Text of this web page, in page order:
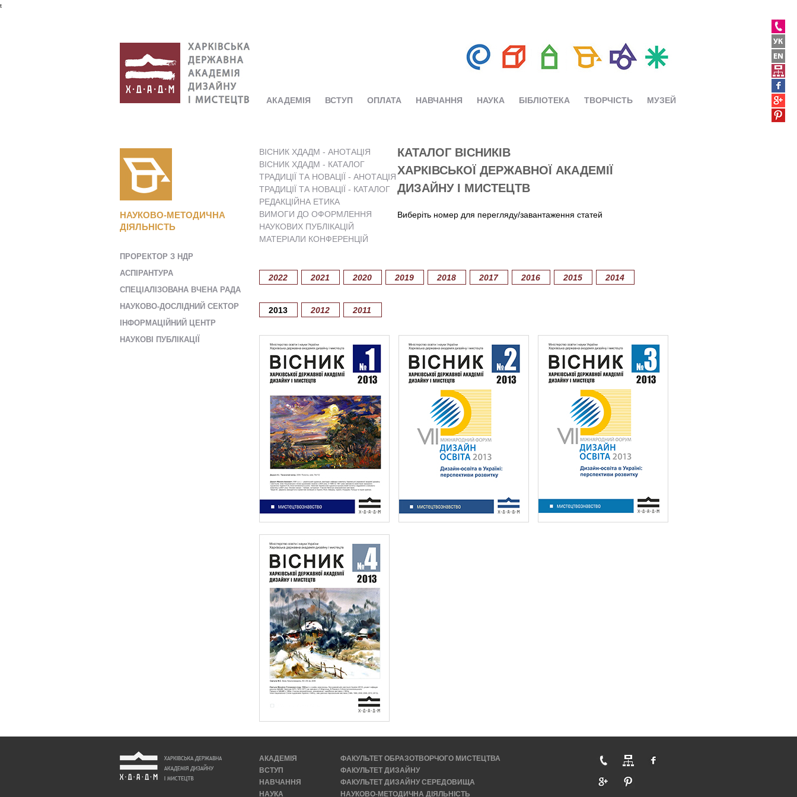
t
АКАДЕМІЯ ВСТУП ОПЛАТА НАВЧАННЯ НАУКА БІБЛІОТЕКА ТВОРЧІСТЬ МУЗЕЙ
НАУКОВО-МЕТОДИЧНА
ДІЯЛЬНІСТЬ
ПРОРЕКТОР З НДР
AСПІРАНТУРА
СПЕЦІАЛІЗОВАНА ВЧЕНА РАДА
НАУКОВО-ДОСЛІДНИЙ СЕКТОР
ІНФОРМАЦІЙНИЙ ЦЕНТР
НАУКОВІ ПУБЛІКАЦІЇ
ВІСНИК ХДАДМ - АНОТАЦІЯ
ВІСНИК ХДАДМ - КАТАЛОГ
ТРАДИЦІЇ ТА НОВАЦІЇ - АНОТАЦІЯ
ТРАДИЦІЇ ТА НОВАЦІЇ - КАТАЛОГ
РЕДАКЦІЙНА ЕТИКА
ВИМОГИ ДО ОФОРМЛЕННЯ
НАУКОВИХ ПУБЛІКАЦІЙ
МАТЕРІАЛИ КОНФЕРЕНЦІЙ
КАТАЛОГ ВІСНИКІВ
ХАРКІВСЬКОЇ ДЕРЖАВНОЇ АКАДЕМІЇ
ДИЗАЙНУ І МИСТЕЦТВ
Виберіть номер для перегляду/завантаження статей
2022 2021 2020 2019 2018 2017 2016 2015 2014
2013 2012 2011
АКАДЕМІЯ
ВСТУП
НАВЧАННЯ
НАУКА
ФАКУЛЬТЕТ ОБРАЗОТВОРЧОГО МИСТЕЦТВА
ФАКУЛЬТЕТ ДИЗАЙНУ
ФАКУЛЬТЕТ ДИЗАЙНУ СЕРЕДОВИЩА
НАУКОВО-МЕТОДИЧНА ДІЯЛЬНІСТЬ